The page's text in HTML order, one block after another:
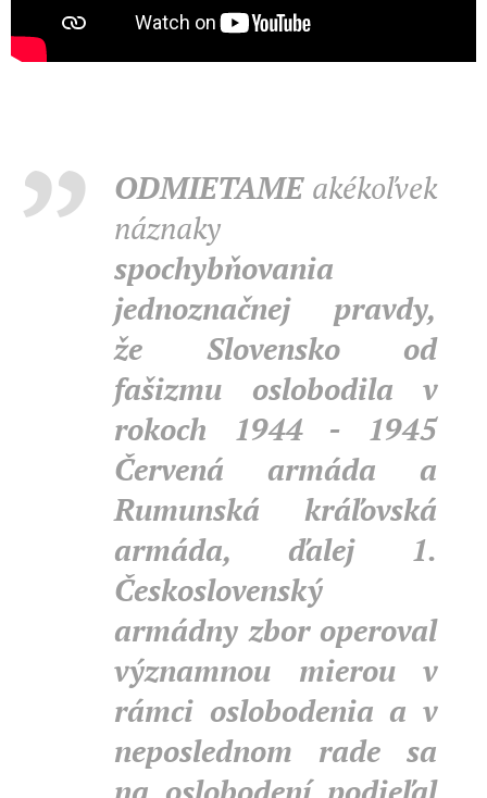
ODMIETAMEakékoľvek
náznaky
spochybňovania
jednoznačnej pravdy,
že Slovensko od
fašizmu oslobodila v
rokoch 1944 - 1945
Červená armáda a
Rumunská kráľovská
armáda, ďalej 1.
Československý
armádny zbor operoval
významnou mierou v
rámci oslobodenia a v
neposlednom rade sa